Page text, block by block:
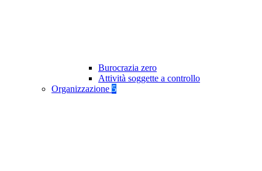
Burocrazia zero
Attività soggette a controllo
Organizzazione 5